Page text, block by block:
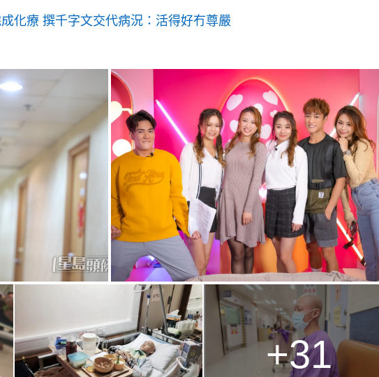
化療 撰千字文交代病況：活得好冇尊嚴
+31